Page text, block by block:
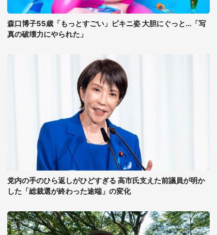
森口博子55歳「もっとすごい」ビキニ姿 大胆にぐっと...「写
真の破壊力にやられた」
党内の手のひら返しがひどすぎる 高市氏支えた前議員が明か
した「総裁選が終わった途端」の変化